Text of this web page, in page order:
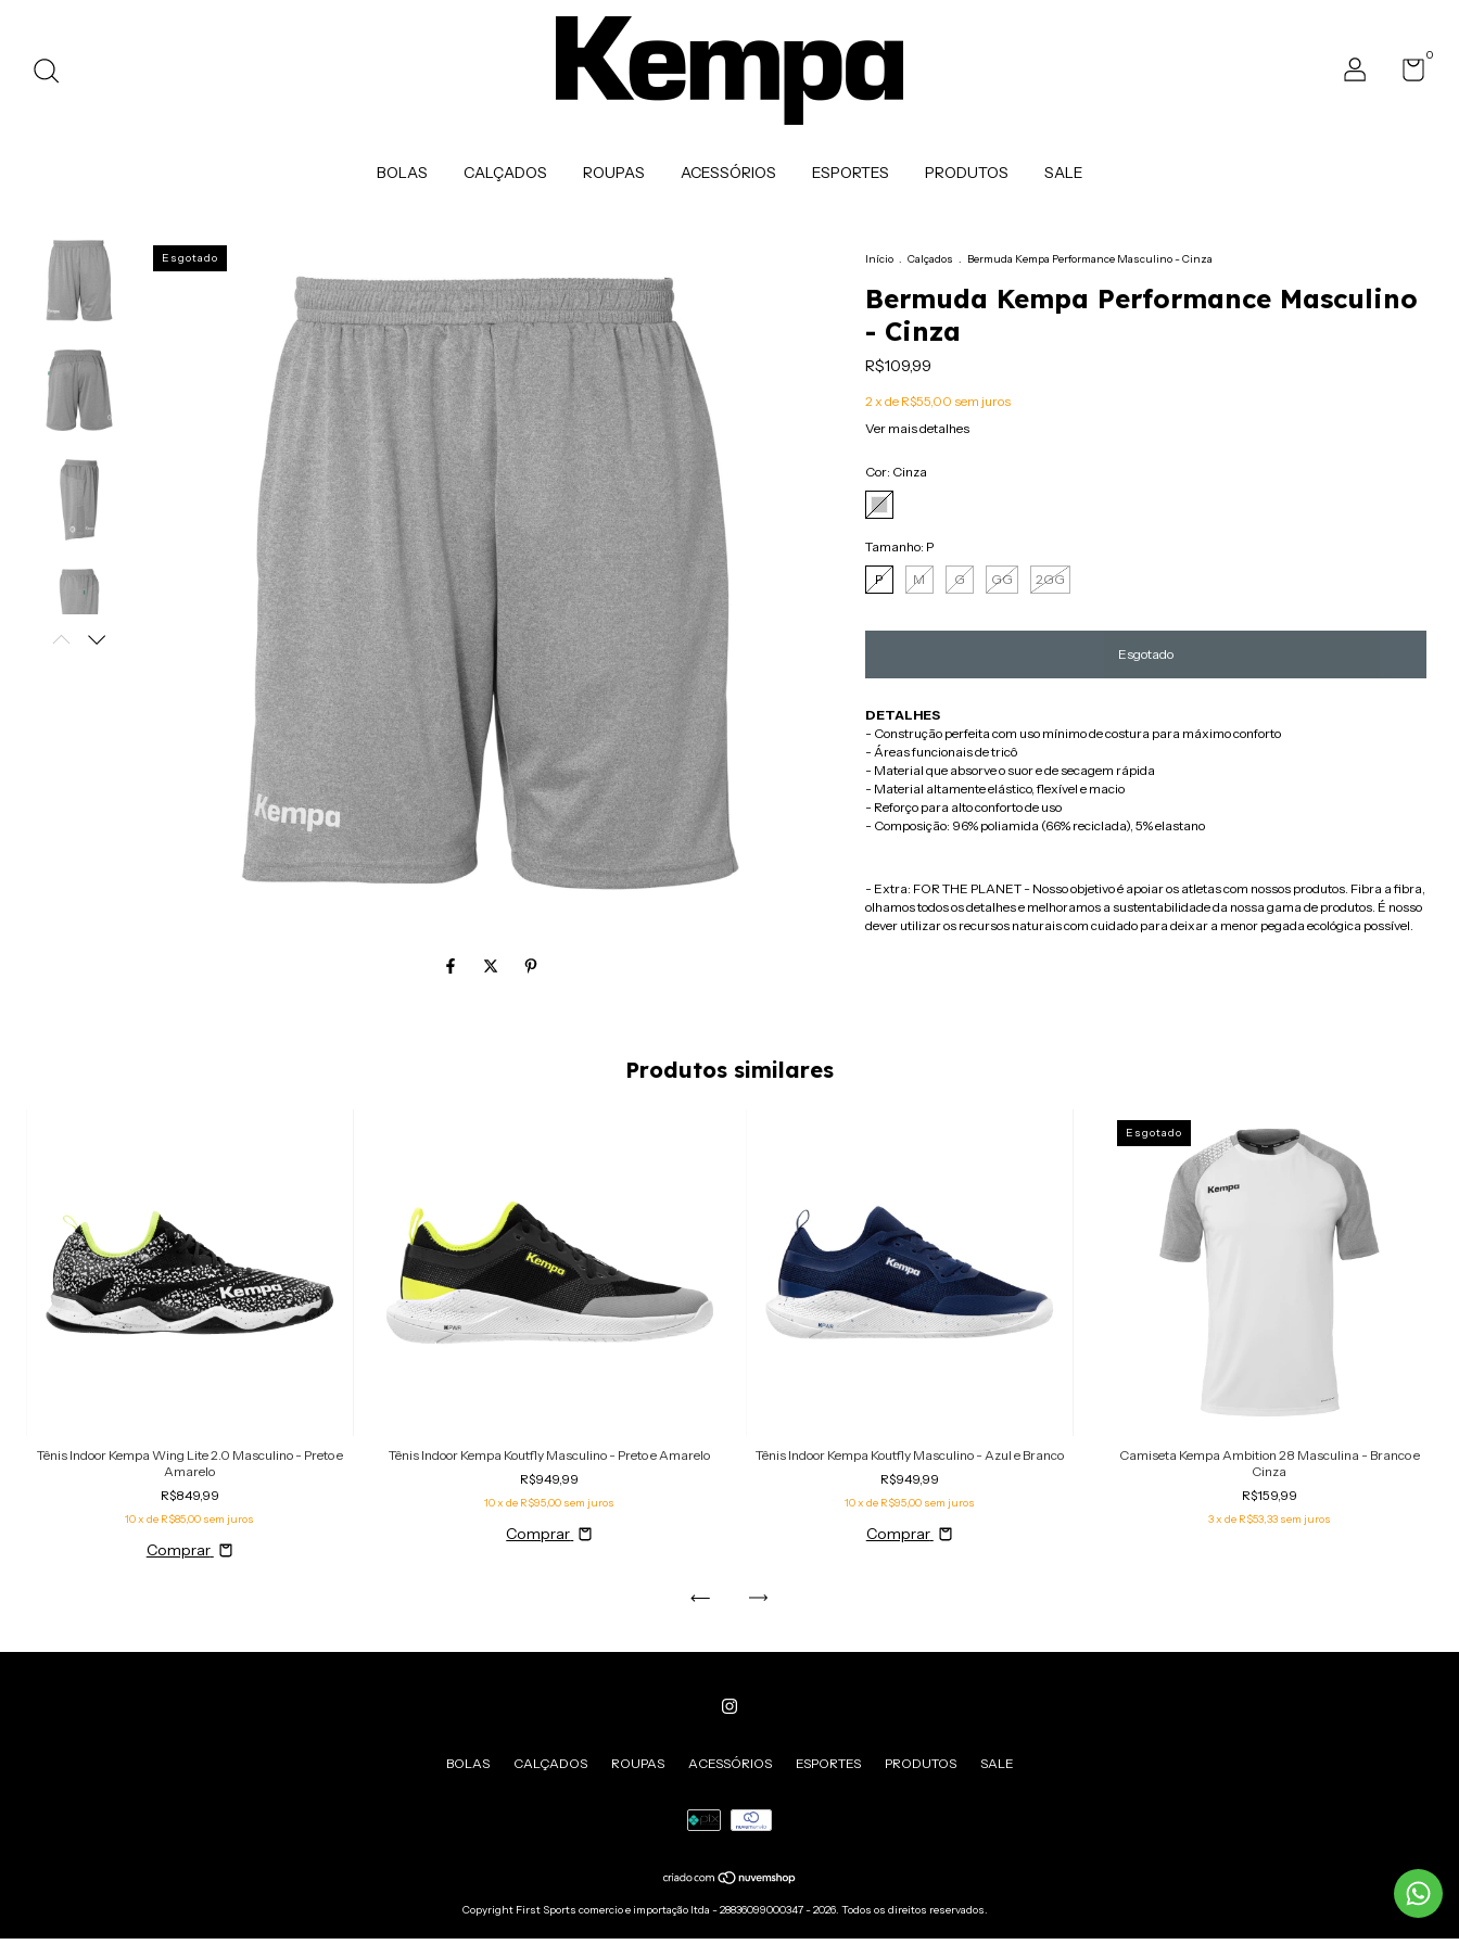
0
BOLAS CALÇADOS ROUPAS ACESSÓRIOS ESPORTES PRODUTOS SALE
Esgotado Início . Calçados . Bermuda Kempa Performance Masculino - Cinza
Bermuda Kempa Performance Masculino
- Cinza
R$109,99
2x de R$55,00 sem juros
Ver mais detalhes
Cor: Cinza
Tamanho: P
P
M G GG 2GG
DETALHES
- Construção perfeita com uso mínimo de costura para máximo conforto
- Áreas funcionais de tricô
- Material que absorve o suor e de secagem rápida
- Material altamente elástico, flexível e macio
- Reforço para alto conforto de uso
- Composição: 96% poliamida (66% reciclada), 5% elastano
- Extra: FOR THE PLANET - Nosso objetivo é apoiar os atletas com nossos produtos. Fibra a fibra,
olhamos todos os detalhes e melhoramos a sustentabilidade da nossa gama de produtos. É nosso
dever utilizar os recursos naturais com cuidado para deixar a menor pegada ecológica possível.
Produtos similares
Tênis Indoor Kempa Wing Lite 2.0 Masculino - Preto e
Amarelo
R$849,99
10x de R$85,00 sem juros
Comprar
Tênis Indoor Kempa Koutfly Masculino - Preto e Amarelo
R$949,99
10x de R$95,00 sem juros
Comprar
Tênis Indoor Kempa Koutfly Masculino - Azul e Branco
R$949,99
10x de R$95,00 sem juros
Comprar
Esgotado
Camiseta Kempa Ambition 28 Masculina - Branco e
Cinza
R$159,99
3x de R$53,33 sem juros
BOLAS CALÇADOS ROUPAS ACESSÓRIOS ESPORTES PRODUTOS SALE
Copyright First Sports comercio e importação ltda - 28836099000347 - 2026. Todos os direitos reservados.